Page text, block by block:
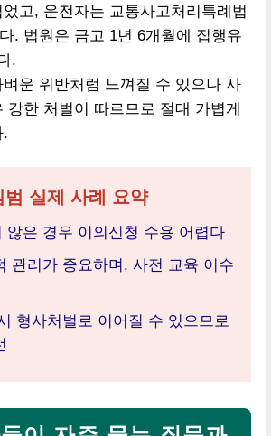
고, 운전자는 교통사고처리특례법
. 법원은 금고 1년 6개월에 집행유
.
운 위반처럼 느껴질 수 있으나 사
강한 처벌이 따르므로 절대 가볍게
.
범 실제 사례 요약
않은 경우 이의신청 수용 어렵다
관리가 중요하며, 사전 교육 이수
형사처벌로 이어질 수 있으므로